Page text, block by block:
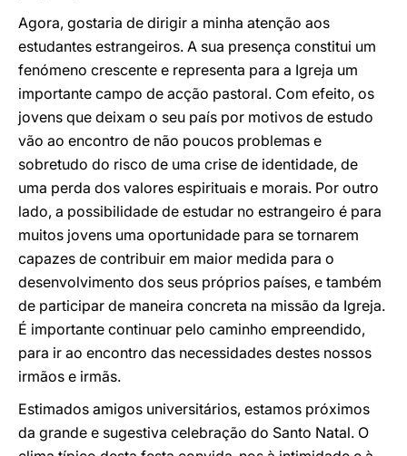
Agora, gostaria de dirigir a minha atenção aos
estudantes estrangeiros. A sua presença constitui um
fenómeno crescente e representa para a Igreja um
importante campo de acção pastoral. Com efeito, os
jovens que deixam o seu país por motivos de estudo
vão ao encontro de não poucos problemas e
sobretudo do risco de uma crise de identidade, de
uma perda dos valores espirituais e morais. Por outro
lado, a possibilidade de estudar no estrangeiro é para
muitos jovens uma oportunidade para se tornarem
capazes de contribuir em maior medida para o
desenvolvimento dos seus próprios países, e também
de participar de maneira concreta na missão da Igreja.
É importante continuar pelo caminho empreendido,
para ir ao encontro das necessidades destes nossos
irmãos e irmãs.
Estimados amigos universitários, estamos próximos
da grande e sugestiva celebração do Santo Natal. O